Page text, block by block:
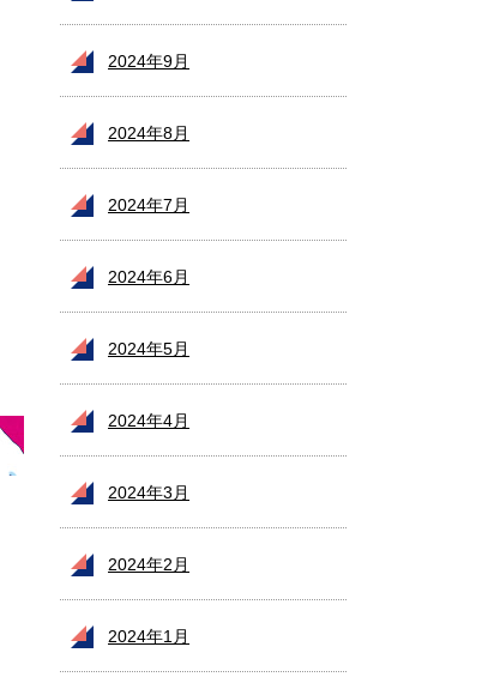
2024年9月
2024年8月
2024年7月
2024年6月
2024年5月
2024年4月
2024年3月
2024年2月
2024年1月